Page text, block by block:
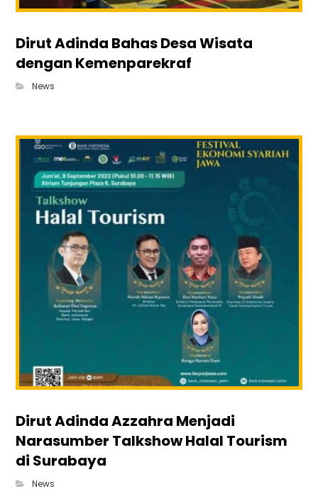
Dirut Adinda Bahas Desa Wisata
dengan Kemenparekraf
News
Dirut Adinda Azzahra Menjadi
Narasumber Talkshow Halal Tourism
di Surabaya
News